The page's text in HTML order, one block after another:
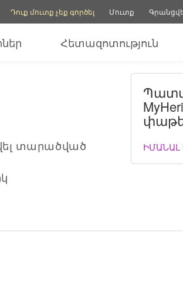
Դուք մուտք չեք գործել Մուտք
Հետազոտություն
տարածված
ԻՄԱՆԱԼ